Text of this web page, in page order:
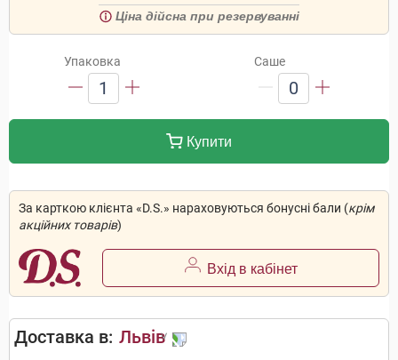
Ціна дійсна при резервуванні
Упаковка
1
Саше
0
Купити
За карткою клієнта «D.S.» нараховуються бонусні бали (крім
акційних товарів)
Вхід в кабінет
Доставка в: Львів